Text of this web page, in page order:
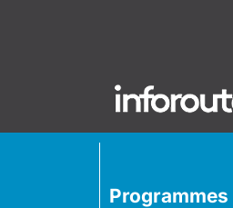
Programmes